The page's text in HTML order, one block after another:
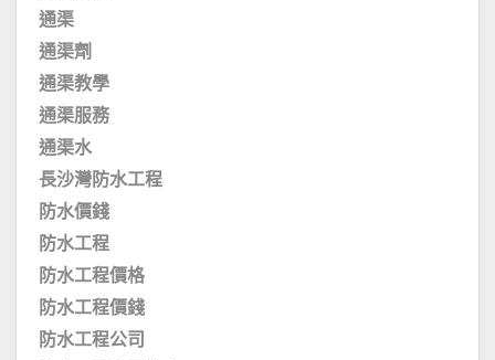
通渠
通渠劑
通渠教學
通渠服務
通渠水
長沙灣防水工程
防水價錢
防水工程
防水工程價格
防水工程價錢
防水工程公司